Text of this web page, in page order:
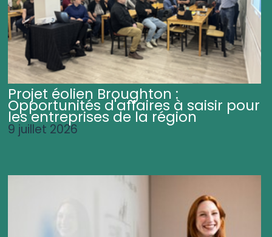
Projet éolien Broughton :
Opportunités d'affaires à saisir pour
les entreprises de la région
9 juillet 2026